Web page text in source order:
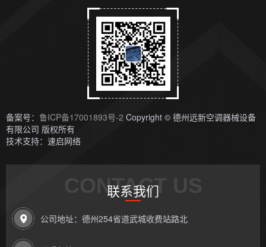
备案号： 鲁ICP备17001893号-2 Copyright © 德州远新空调器械设备
有限公司 版权所有
技术支持：速启网络
CONTACT US
联系我们
公司地址：德州254省道武城收费站路北